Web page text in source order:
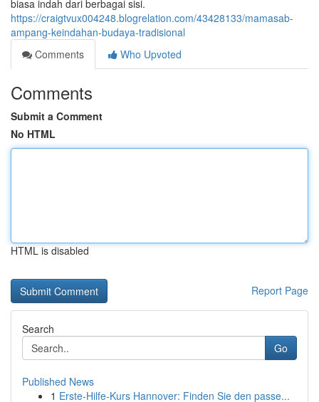
biasa indah dari berbagai sisi.
https://craigtvux004248.blogrelation.com/43428133/mamasab-
ampang-keindahan-budaya-tradisional
Comments
Who Upvoted
Comments
Submit a Comment
No HTML
HTML is disabled
Report Page
Search
Go
Published News
1 Erste-Hilfe-Kurs Hannover: Finden Sie den passe...